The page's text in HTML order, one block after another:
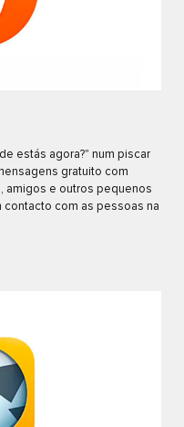
estás agora?" num piscar
gratuito com
amigos e outros pequenos
com as pessoas na